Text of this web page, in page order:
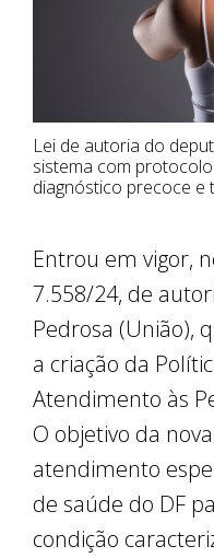
Lei de autoria do
sistema com
diagnóstico precoce e
Entrou em vigor,
7.558/24, de
Pedrosa (União),
a criação da
Atendimento às
O objetivo da
atendimento
de saúde do DF
condição